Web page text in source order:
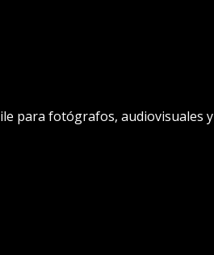
para fotógrafos, audiovisuales y